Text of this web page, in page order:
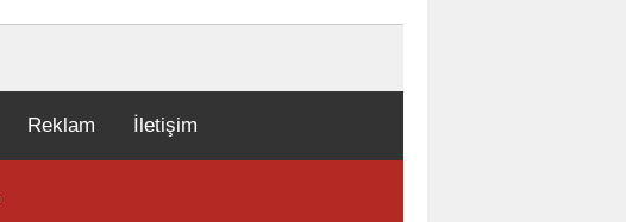
Reklam İletişim